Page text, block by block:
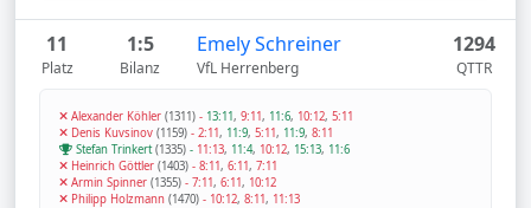
11
Platz
1:5
Bilanz
Emely Schreiner
VfL Herrenberg
1294
QTTR
Alexander Köhler (1311) - 13:11, 9:11, 11:6, 10:12, 5:11
Denis Kuvsinov (1159) - 2:11, 11:9, 5:11, 11:9, 8:11
Stefan Trinkert(1335) - 11:13, 11:4, 10:12, 15:13, 11:6
Heinrich Göttler (1403) - 8:11, 6:11, 7:11
Armin Spinner (1355) - 7:11, 6:11, 10:12
Philipp Holzmann (1470) - 10:12, 8:11, 11:13